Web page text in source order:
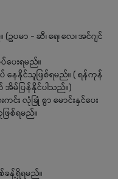
မာ - ဆီ၊ ရေ၊ လေ၊ အင်ဂျင်
ေးရမည်။
ေနိုင်သူဖြစ်ရမည်။ ( ရန်ကုန်
မ်ပြန်နိုင်ပါသည်။)
လုံခြုံ စွာ မောင်းနှင်ပေး
ြစ်ရမည်။
ခန့်ရှိရမည်။